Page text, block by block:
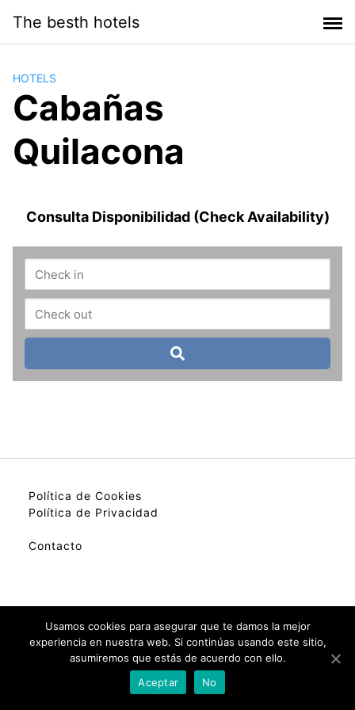
contenido
The besth hotels
HOTELS
Cabañas
Quilacona
Consulta Disponibilidad (Check Availability)
Política de Cookies
Política de Privacidad
Contacto
Usamos cookies para asegurar que te damos la mejor
experiencia en nuestra web. Si continúas usando este sitio,
asumiremos que estás de acuerdo con ello.
Aceptar
No
Check Availability(Disponibilidad)